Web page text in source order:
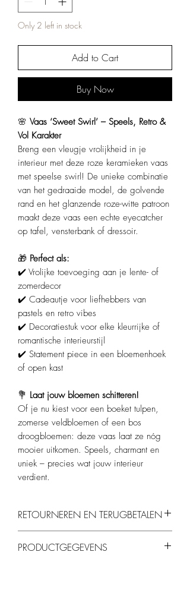
Only 2 left in stock
Add to Cart
Buy Now
🌸 Vaas ‘Sweet Swirl’ – Speels, Retro &
Vol Karakter
Breng een vleugje vrolijkheid in je
interieur met deze roze keramieken vaas
met speelse swirl! De unieke combinatie
van het gedraaide model, de golvende
rand en het glanzende roze-witte patroon
maakt deze vaas een echte eyecatcher
op tafel, vensterbank of dressoir.
🎁 Perfect als:
✔️ Vrolijke toevoeging aan je lente- of
zomerdecor
✔️ Cadeautje voor liefhebbers van
pastels en retro vibes
✔️ Decoratiestuk voor elke kleurrijke of
romantische interieurstijl
✔️ Statement piece in een bloemenhoek
of open kast
💐 Laat jouw bloemen schitteren!
Of je nu kiest voor een boeket tulpen,
zomerse veldbloemen of een bos
droogbloemen: deze vaas laat ze nóg
mooier uitkomen. Speels, charmant en
uniek – precies wat jouw interieur
verdient.
RETOURNEREN EN TERUGBETALEN
retourneren, mits ze ongebruikt en in de
PRODUCTGEGEVENS